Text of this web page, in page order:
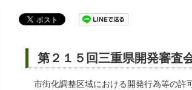
第２１５回三重県開発審査
市街化調整区域における開発行為等の許